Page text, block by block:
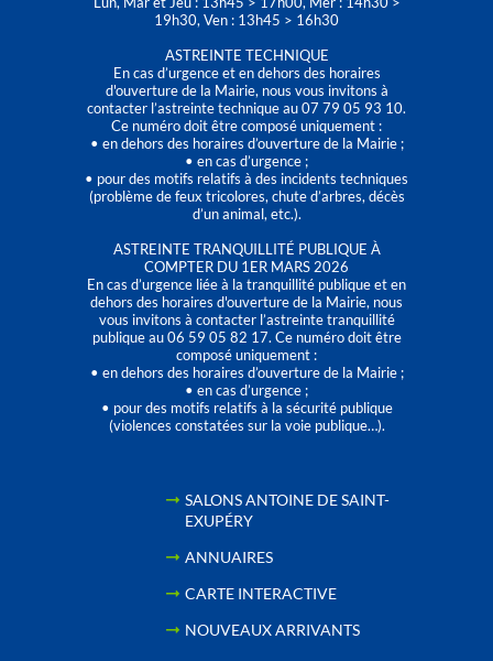
19h30, Ven : 13h45 > 16h30
ASTREINTE TECHNIQUE
En cas d’urgence et en dehors des horaires
d'ouverture de la Mairie, nous vous invitons à
contacter l’astreinte technique au 07 79 05 93 10.
Ce numéro doit être composé uniquement :
• en dehors des horaires d’ouverture de la Mairie ;
• en cas d’urgence ;
• pour des motifs relatifs à des incidents techniques
(problème de feux tricolores, chute d’arbres, décès
d’un animal, etc.).
ASTREINTE TRANQUILLITÉ PUBLIQUE À
COMPTER DU 1ER MARS 2026
En cas d’urgence liée à la tranquillité publique et en
dehors des horaires d'ouverture de la Mairie, nous
vous invitons à contacter l’astreinte tranquillité
publique au 06 59 05 82 17. Ce numéro doit être
composé uniquement :
• en dehors des horaires d’ouverture de la Mairie ;
• en cas d’urgence ;
• pour des motifs relatifs à la sécurité publique
(violences constatées sur la voie publique…).
SALONS ANTOINE DE SAINT-
EXUPÉRY
ANNUAIRES
CARTE INTERACTIVE
NOUVEAUX ARRIVANTS